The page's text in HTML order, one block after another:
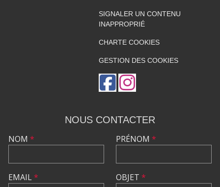
SIGNALER UN CONTENU
INAPPROPRIÉ
CHARTE COOKIES
GESTION DES COOKIES
NOUS CONTACTER
NOM *
EMAIL*
PRÉNOM *
OBJET *